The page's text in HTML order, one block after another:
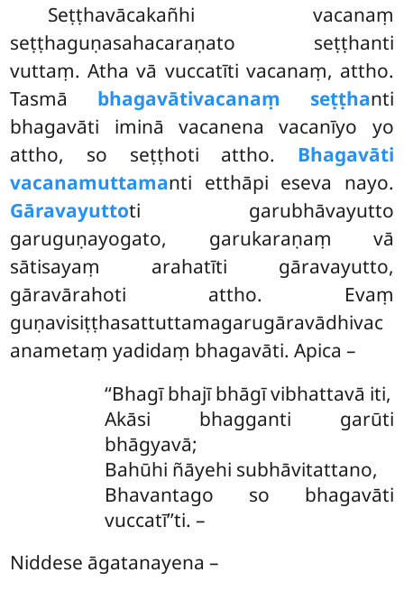
Seṭṭhavācakañhi vacanaṃ
seṭṭhaguṇasahacaraṇato seṭṭhanti
vuttaṃ. Atha vā vuccatīti vacanaṃ, attho.
Tasmā bhagavātivacanaṃ seṭṭhanti
bhagavāti iminā vacanena vacanīyo yo
attho, so seṭṭhoti attho. Bhagavāti
vacanamuttamanti etthāpi eseva nayo.
Gāravayuttoti garubhāvayutto
garuguṇayogato, garukaraṇaṃ vā
sātisayaṃ arahatīti gāravayutto,
gāravārahoti attho. Evaṃ
guṇavisiṭṭhasattuttamagarugāravādhivac
anametaṃ yadidaṃ bhagavāti. Apica –
‘‘Bhagībhajī bhāgī vibhattavā iti,
Akāsi bhagganti garūti
bhāgyavā;
Bahūhi ñāyehi subhāvitattano,
Bhavantago so bhagavāti
vuccatī’’ti. –
Niddese āgatanayena –